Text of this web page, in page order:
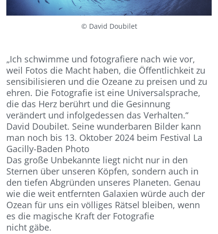
© David Doubilet
„Ich schwimme und fotografiere nach wie vor,
weil Fotos die Macht haben, die Öffentlichkeit zu
sensibilisieren und die Ozeane zu preisen und zu
ehren. Die Fotografie ist eine Universalsprache,
die das Herz berührt und die Gesinnung
verändert und infolgedessen das Verhalten.“
David Doubilet. Seine wunderbaren Bilder kann
man noch bis 13. Oktober 2024 beim Festival La
Gacilly-Baden Photo
Das große Unbekannte liegt nicht nur in den
Sternen über unseren Köpfen, sondern auch in
den tiefen Abgründen unseres Planeten. Genau
wie die weit entfernten Galaxien würde auch der
Ozean für uns ein völliges Rätsel bleiben, wenn
es die magische Kraft der Fotografie
nicht gäbe.